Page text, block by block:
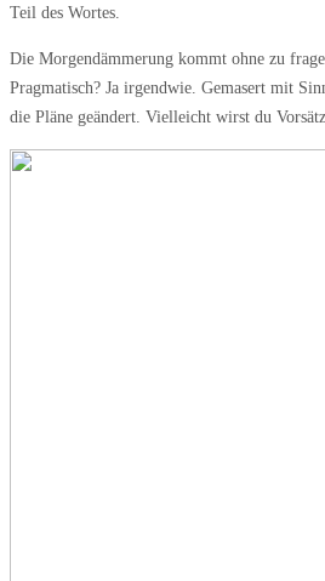
Teil des Wortes.
Die Morgendämmerung kommt ohne zu
Pragmatisch? Ja irgendwie. Gemasert mit
die Pläne geändert. Vielleicht wirst du